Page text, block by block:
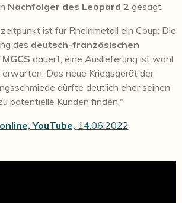
Nachfolger des Leopard 2 gesagt.
ist für Rheinmetall ein Coup: Die
des deutsch-französischen
dauert, eine Auslieferung ist wohl
Das neue Kriegsgerät der
dürfte deutlich eher seinen
potentielle Kunden finden."
YouTube, 14.06.2022